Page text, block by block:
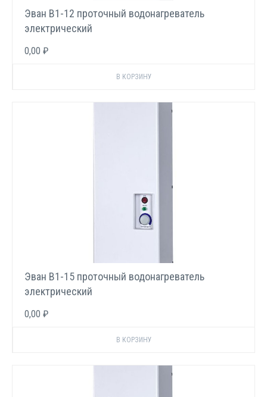
Эван В1-12 проточный водонагреватель
электрический
0,00 ₽
Эван В1-15 проточный водонагреватель
электрический
0,00 ₽